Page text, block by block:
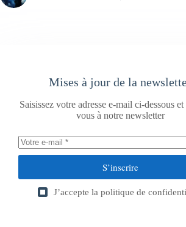
Mises à jour de la
Saisissez votre adresse e-mail ci-dessous
vous à notre newsletter
S’inscrire
J’accepte la politique de